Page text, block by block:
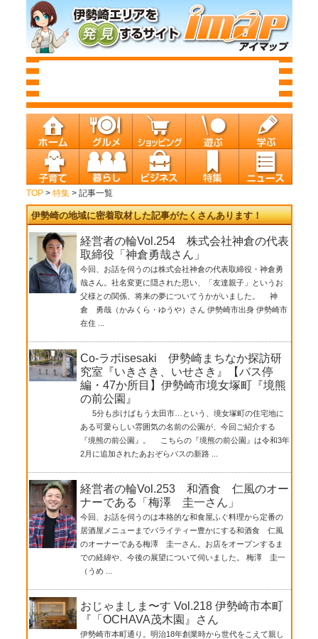
TOP> 特集> 記事一覧
伊勢崎の地域に密着取材した記事がたくさんあります！
経営者の輪Vol.254 株式会社神倉の代表
取締役「神倉勇哉さん」
今回、お話を伺うのは株式会社神倉の代表取締役・神倉勇
哉さん。社名変更に隠された思い、「友達親子」というお
父様との関係、将来の夢についてうかがいました。 神
倉 勇哉（かみくら・ゆうや）さん 伊勢崎市出身 伊勢崎市
在住 ...
Co-ラボisesaki 伊勢崎まちなか探訪研
究室『いきさき、いせさき』【バス停
編・47か所目】伊勢崎市境女塚町『境熊
の前公園』
5分も歩けばもう太田市…という、境女塚町の住宅地に
ある可愛らしい雰囲気の名前の公園が、今回ご紹介する
『境熊の前公園』。 こちらの『境熊の前公園』は令和3年
2月に追加されたあおぞらバスの新路 ...
経営者の輪Vol.253 和酒食 仁風のオー
ナーである「梅澤 圭一さん」
今回、お話を伺うのは本格的な和食屋ふぐ料理から定番の
居酒屋メニューまでバライティー豊かにする和酒食 仁風
のオーナーである梅澤 圭一さん。お店をオープンするま
での経緯や、今後の展望について伺いました。 梅澤 圭一
（うめ ...
おじゃましま〜す Vol.218 伊勢崎市本町
『「OCHAVA茂木園』さん
伊勢崎市本町通り。明治18年創業時から世代をこえて親し